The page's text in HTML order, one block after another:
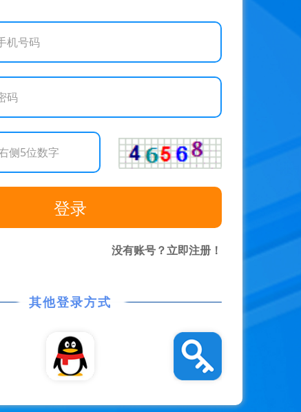
没有账号？立即注册！
其他登录方式